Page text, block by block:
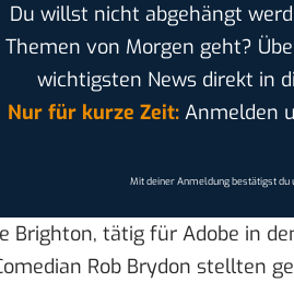
Du willst nicht abgehängt
Themen von Morgen geht?
wichtigsten News direkt in
Nur für kurze Zeit:Anmelden
Mit deiner Anmeldung bestätigst
Brighton, tätig für Adobe in
Rob Brydon stellten